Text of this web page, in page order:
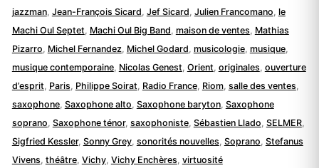
jazzman, Jean-François Sicard Jef Sicard Julien Francomano le
Machi Oul Septet Machi Oul Big Band maison de ventes Mathias
Pizarro Michel Fernandez Michel Godard musicologie, musique,
musique contemporaine, Nicolas Genest Orient originales ouverture
d’esprit Paris Philippe Soirat Radio France, Riom, salle des ventes
saxophone, Saxophone alto Saxophone baryton, Saxophone
soprano Saxophone ténor, saxophoniste, Sébastien Llado SELMER,
Sigfried Kessler, Sonny Grey, sonorités nouvelles Soprano Stefanus
Vivens théâtre, Vichy, Vichy Enchères virtuosité